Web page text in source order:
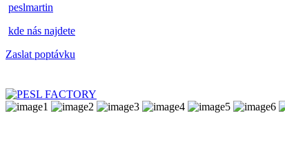
peslmartin
kde nás najdete
Zaslat poptávku